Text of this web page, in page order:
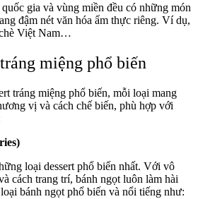
gia và vùng miền đều có những món
đậm nét văn hóa ẩm thực riêng. Ví dụ,
Việt Nam…
miệng phổ biến
tráng miệng phổ biến, mỗi loại mang
vị và cách chế biến, phù hợp với
loại dessert phổ biến nhất. Với vô
cách trang trí, bánh ngọt luôn làm hài
bánh ngọt phổ biến và nổi tiếng như: